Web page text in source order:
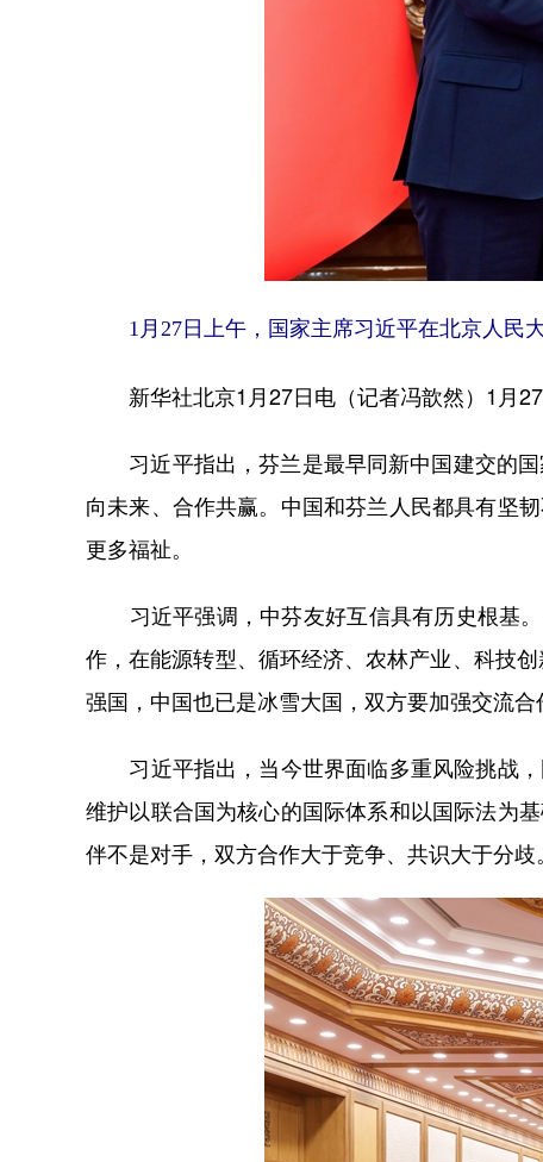
1月27日上午，国家主席习近平在北京人民
新华社北京1月27日电（记者冯歆然）1月27
习近平指出，芬兰是最早同新中国建交的国
向未来、合作共赢。中国和芬兰人民都具有坚
更多福祉。
习近平强调，中芬友好互信具有历史根基。
作，在能源转型、循环经济、农林产业、科技
强国，中国也已是冰雪大国，双方要加强交流
习近平指出，当今世界面临多重风险挑战，
维护以联合国为核心的国际体系和以国际法为
伴不是对手，双方合作大于竞争、共识大于分